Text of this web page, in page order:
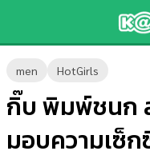
men HotGirls
กิ๊บ พิมพ์ชนก
มอบความเซ็
ข่าว-
ความ
รู้